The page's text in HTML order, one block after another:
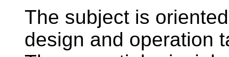
The subject is
design and operation